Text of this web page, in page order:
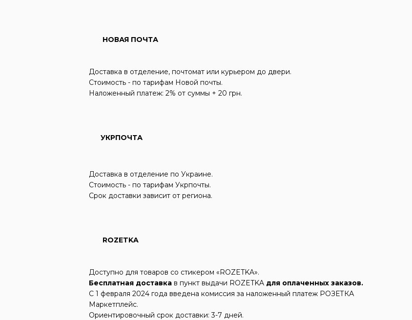
НОВАЯ ПОЧТА
Доставка в отделение, почтомат или курьером до двери.
Стоимость - по тарифам Новой почты.
Наложенный платеж: 2% от суммы + 20 грн.
УКРПОЧТА
Доставка в отделение по Украине.
Стоимость - по тарифам Укрпочты.
Срок доставки зависит от региона.
ROZETKA
Доступно для товаров со стикером «ROZETKA».
Бесплатная доставка в пункт выдачи ROZETKA для оплаченных заказов.
С 1 февраля 2024 года введена комиссия за наложенный платеж РОЗЕТКА
Маркетплейс.
Ориентировочный срок доставки: 3-7 дней.